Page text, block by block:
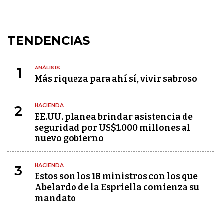
TENDENCIAS
1 ANÁLISIS
Más riqueza para ahí sí, vivir sabroso
2 HACIENDA
EE.UU. planea brindar asistencia de
seguridad por US$1.000 millones al
nuevo gobierno
3 HACIENDA
Estos son los 18 ministros con los que
Abelardo de la Espriella comienza su
mandato